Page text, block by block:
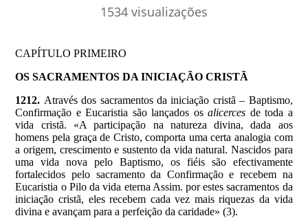
1534 visualizações
CAPÍTULO PRIMEIRO
OS SACRAMENTOS DA INICIAÇÃO CRISTÃ
1212. Através dos sacramentos da iniciação cristã – Baptismo,
Confirmação e Eucaristia são lançados os alicerces de toda a
vida cristã. «A participação na natureza divina, dada aos
homens pela graça de Cristo, comporta uma certa analogia com
a origem, crescimento e sustento da vida natural. Nascidos para
uma vida nova pelo Baptismo, os fiéis são efectivamente
fortalecidos pelo sacramento da Confirmação e recebem na
Eucaristia o Pilo da vida eterna Assim. por estes sacramentos da
iniciação cristã, eles recebem cada vez mais riquezas da vida
divina e avançam para a perfeição da caridade» (3).